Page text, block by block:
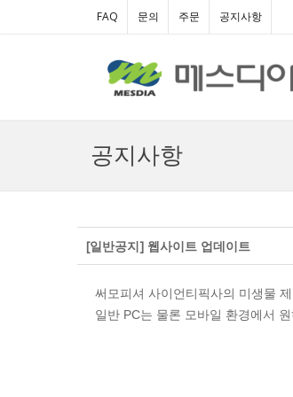
FAQ 문의 주문 공지사항
공지사항
[일반공지] 웹사이트 업데이트
써모피셔 사이언티픽사의 미생물
일반 PC는 물론 모바일 환경에서